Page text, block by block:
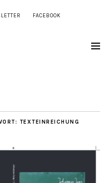
FACEBOOK
TEXTEINREICHUNG